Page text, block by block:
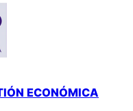
ECONÓMICA